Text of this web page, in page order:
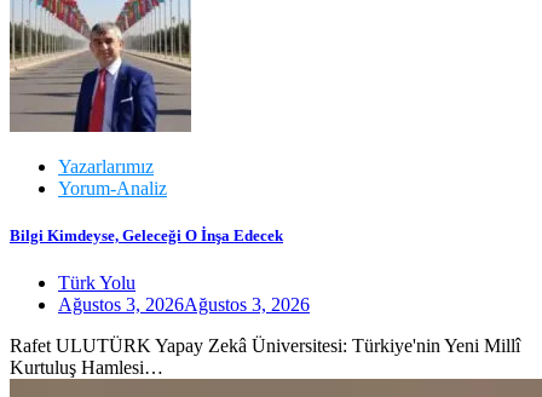
Yazarlarımız
Yorum-Analiz
Bilgi Kimdeyse, Geleceği O İnşa Edecek
Türk Yolu
Ağustos 3, 2026Ağustos 3, 2026
Rafet ULUTÜRK Yapay Zekâ Üniversitesi: Türkiye'nin Yeni Millî
Kurtuluş Hamlesi…